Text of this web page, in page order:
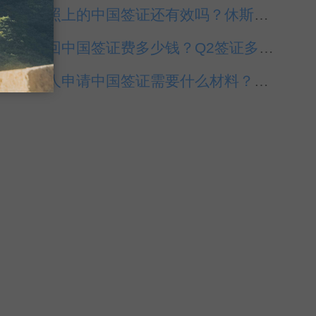
旧护照上的中国签证还有效吗？休斯敦代办中国签证
美国回中国签证费多少钱？Q2签证多少钱？
美国人申请中国签证需要什么材料？休斯敦代办